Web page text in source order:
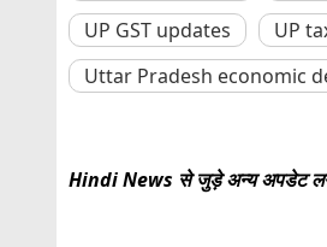
UP GST updates
UP
Uttar Pradesh economic
Hindi News से जुड़े अन्य अपडेट